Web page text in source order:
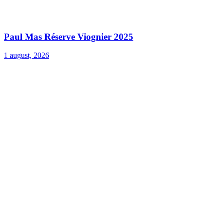
Paul Mas Réserve Viognier 2025
1 august, 2026